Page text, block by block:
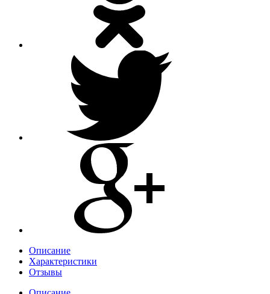
Описание
Характеристики
Отзывы